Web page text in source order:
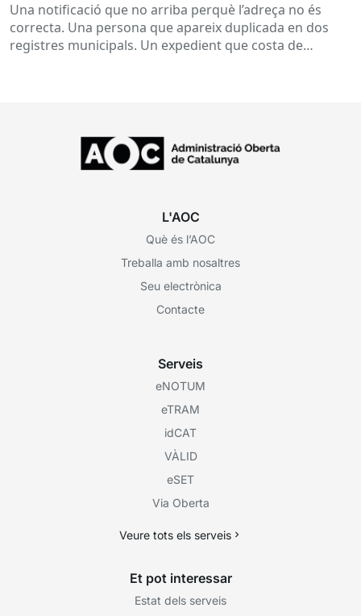
Una notificació que no arriba perquè l’adreça no és
correcta. Una persona que apareix duplicada en dos
registres municipals. Un expedient que costa de
L'AOC
Què és l’AOC
Treballa amb nosaltres
Seu electrònica
Contacte
Serveis
eNOTUM
eTRAM
idCAT
VÀLID
eSET
Via Oberta
Veure tots els serveis
Et pot interessar
Estat dels serveis